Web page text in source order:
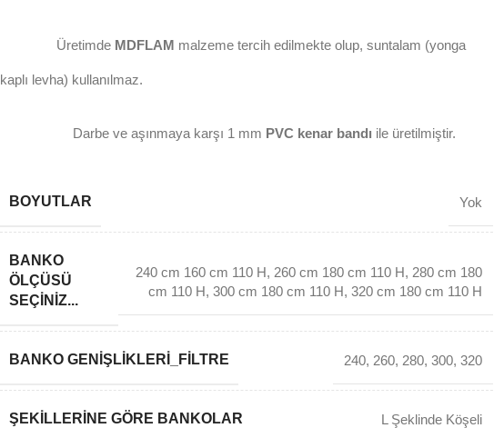
Üretimde MDFLAM malzeme tercih edilmekte olup, suntalam (yonga
kaplı levha) kullanılmaz.
Darbe ve aşınmaya karşı 1 mm PVC kenar bandı ile üretilmiştir.
BOYUTLAR Yok
BANKO
ÖLÇÜSÜ
SEÇINIZ...
240 cm 160 cm 110 H, 260 cm 180 cm 110 H, 280 cm 180
cm 110 H,300 cm 180 cm 110 H,320 cm 180 cm 110 H
BANKO GENIŞLIKLERI_FILTRE 240, 260, 280,300,320
ŞEKILLERINE GÖRE BANKOLAR L Şeklinde Köşeli